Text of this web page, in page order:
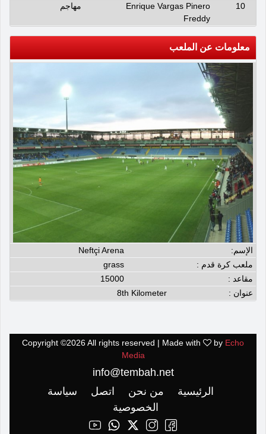
10
Enrique Vargas Pinero
Freddy
مهاجم
معلومات عن الملعب
الإسم:
Neftçi Arena
ملعب كرة قدم :
grass
مقاعد :
15000
عنوان :
8th Kilometer
Copyright ©2026 All rights reserved | Made with by Echo
Media
info@tembah.net
الرئيسية
من نحن اتصل
سياسة
الخصوصية